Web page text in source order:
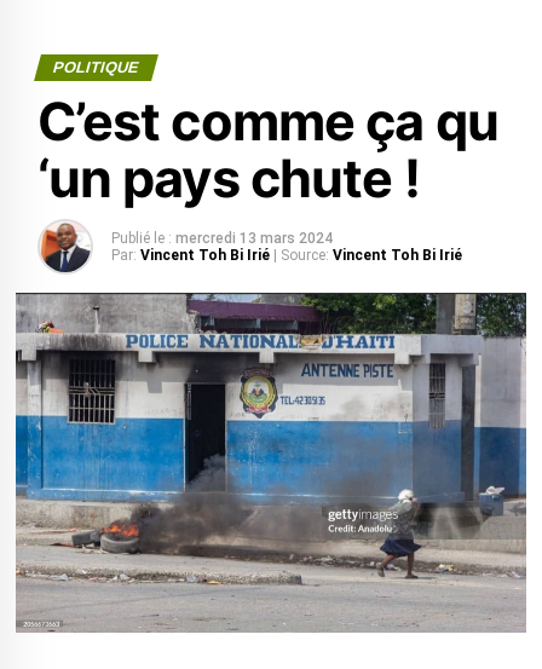
POLITIQUE
C’est comme ça qu
‘un pays chute !
Publié le : mercredi 13 mars 2024
Par: Vincent Toh Bi Irié | Source: Vincent Toh Bi Irié